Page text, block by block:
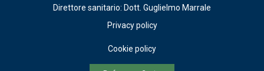
Direttore sanitario: Dott. Guglielmo Marrale
Privacy policy
Cookie policy